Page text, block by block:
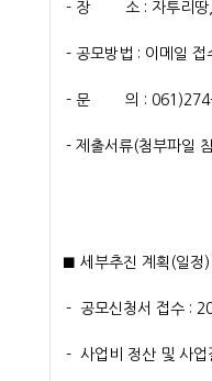
- 장 소 : 자투리땅,
- 공모방법 : 이메일
- 문 의 : 061)274-
- 제출서류(첨부파일
■ 세부추진 계획(일정)
- 공모신청서 접수 :
- 사업비 정산 및 사